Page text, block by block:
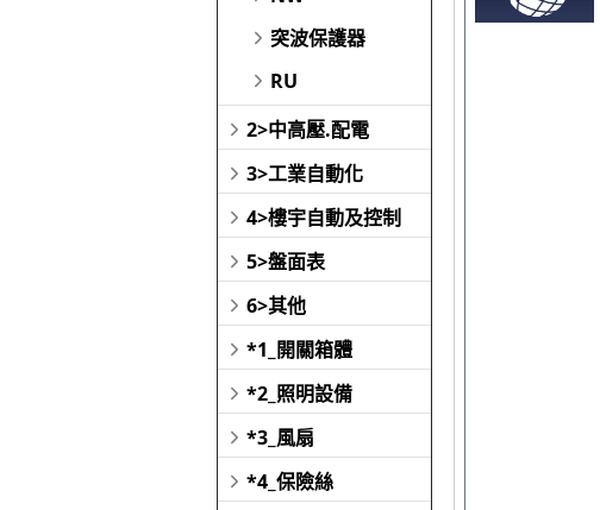
突波保護器
RU
2>中高壓.配電
3>工業自動化
4>樓宇自動及控制
5>盤面表
6>其他
*1_開關箱體
*2_照明設備
*3_風扇
*4_保險絲